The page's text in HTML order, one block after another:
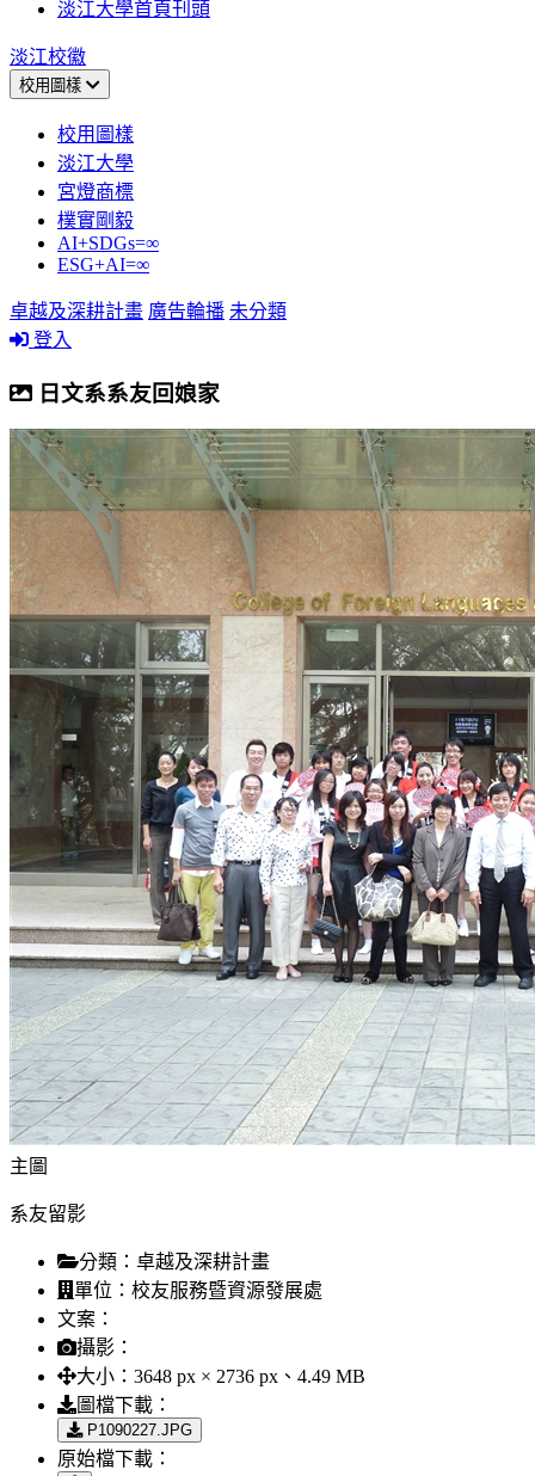
淡江大學首頁刊頭
淡江校徽
校用圖樣
校用圖樣
淡江大學
宮燈商標
樸實剛毅
AI+SDGs=∞
ESG+AI=∞
卓越及深耕計畫 廣告輪播 未分類
登入
日文系系友回娘家
主圖
系友留影
分類： 卓越及深耕計畫
單位： 校友服務暨資源發展處
文案：
攝影：
大小： 3648 px × 2736 px、4.49 MB
圖檔下載：
P1090227.JPG
原始檔下載：